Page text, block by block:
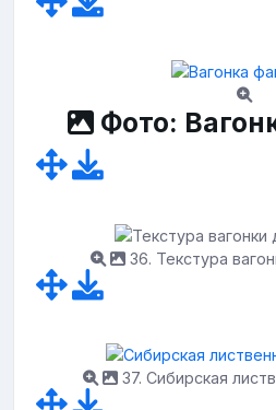
Фото:
36. Текстура
37. Сибирская